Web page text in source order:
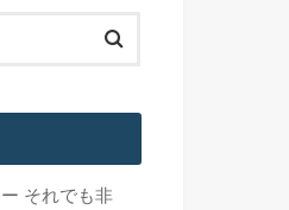
それでも非